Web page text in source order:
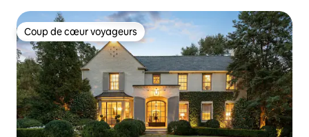
Coup de cœur voyageurs
Coup de cœur voyageurs